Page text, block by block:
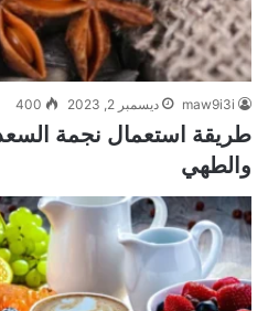
maw9i3i ديسمبر 2, 2023 400
طريقة استعمال نجمة
والطهي